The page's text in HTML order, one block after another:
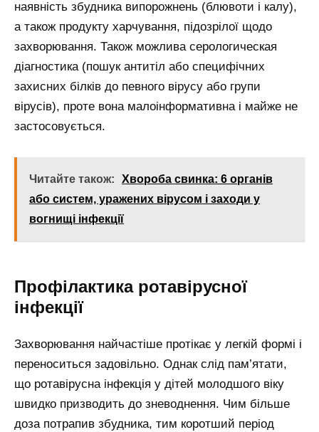
наявність збудника випорожнень (блювоти і калу),
а також продукту харчування, підозрілої щодо
захворювання. Також можлива серологическая
діагностика (пошук антитіл або специфічних
захисних білків до певного вірусу або групи
вірусів), проте вона малоінформативна і майже не
застосовується.
Читайте також:
Хвороба свинка: 6 органів
або систем, уражених вірусом і заходи у
вогнищі інфекції
Профілактика ротавірусної
інфекції
Захворювання найчастіше протікає у легкій формі і
переноситься задовільно. Однак слід пам’ятати,
що ротавірусна інфекція у дітей молодшого віку
швидко призводить до зневоднення. Чим більше
доза потрапив збудника, тим коротший період